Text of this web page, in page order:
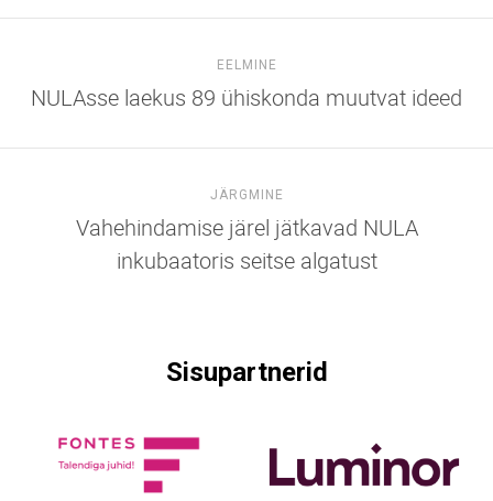
EELMINE
NULAsse laekus 89 ühiskonda muutvat ideed
JÄRGMINE
Vahehindamise järel jätkavad NULA
inkubaatoris seitse algatust
Sisupartnerid